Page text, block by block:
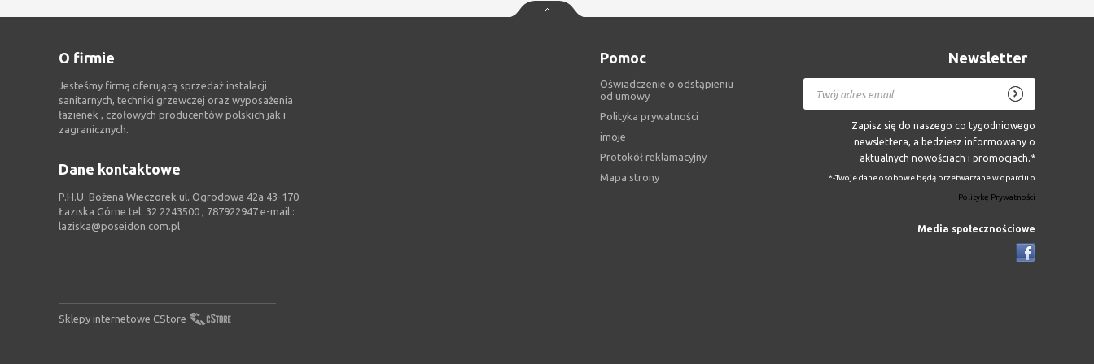
Newsletter
Zapisz się do naszego co tygodniowego
newslettera, a bedziesz informowany o
aktualnych nowościach i promocjach.*
*-Twoje dane osobowe będą przetwarzane w oparciu o
Politykę Prywatności
Pomoc
Oświadczenie o odstąpieniu
od umowy
Polityka prywatności
imoje
Protokół reklamacyjny
Mapa strony
O firmie
Jesteśmy firmą oferującą sprzedaż instalacji
sanitarnych, techniki grzewczej oraz wyposażenia
łazienek , czołowych producentów polskich jak i
zagranicznych.
Dane kontaktowe
P.H.U. Bożena Wieczorek ul. Ogrodowa 42a 43-170
Łaziska Górne tel: 32 2243500 , 787922947 e-mail :
laziska@poseidon.com.pl
Media społecznościowe
Sklepy internetowe CStore